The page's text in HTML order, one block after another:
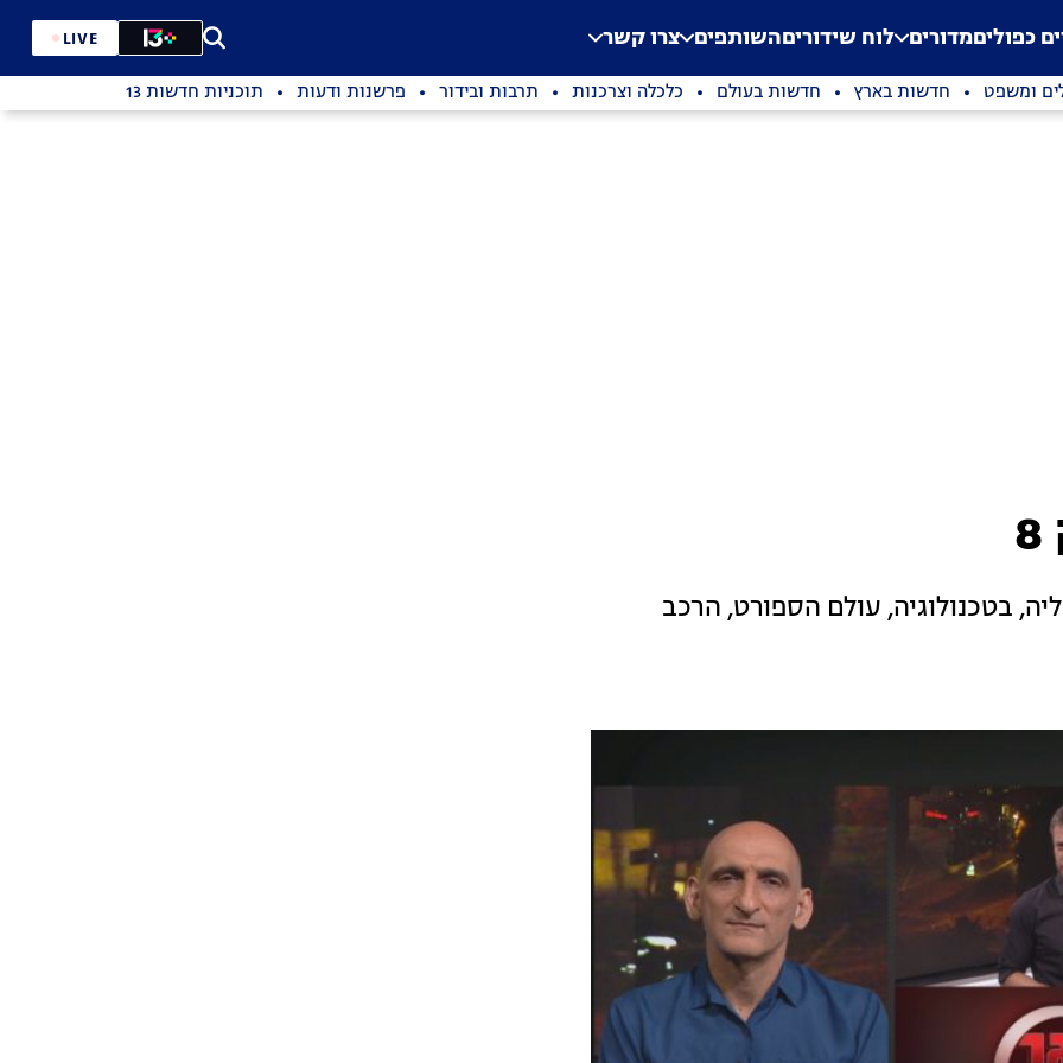
Application error: a
. כפוליםמדורים לוח שידוריםהשותפים צרו קשר LIVE
ומשפט חדשות בארץ חדשות בעולם כלכלה וצרכנות תרבות ובידור פרשנות ודעות תוכניות חדשות 13
בטכנולוגיה, עולם הספורט, הרכב